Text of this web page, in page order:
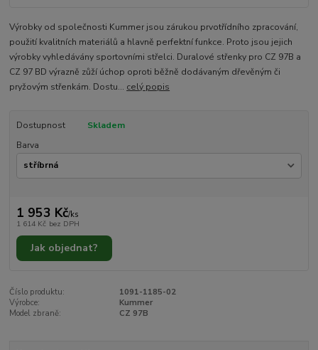
Výrobky od společnosti Kummer jsou zárukou prvotřídního zpracování,
použití kvalitních materiálů a hlavně perfektní funkce. Proto jsou jejich
výrobky vyhledávány sportovními střelci. Duralové střenky pro CZ 97B a
CZ 97 BD výrazně zůží úchop oproti běžně dodávaným dřevěným či
pryžovým střenkám. Dostu... celý popis
Dostupnost
Skladem
Barva
1 953 Kč/ks
1 614 Kč bez DPH
Jak objednat?
Číslo produktu:
1091-1185-02
Výrobce:
Kummer
Model zbraně:
CZ 97B